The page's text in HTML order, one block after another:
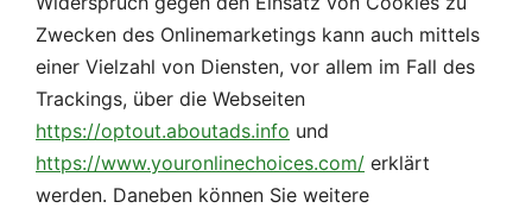
Zwecken des Onlinemarketings kann auch mittels
einer Vielzahl von Diensten, vor allem im Fall des
Trackings, über die Webseiten
https://optout.aboutads.info und
https://www.youronlinechoices.com/ erklärt
werden. Daneben können Sie weitere